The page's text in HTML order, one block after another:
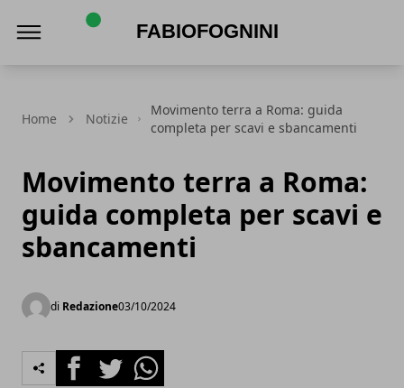
Home Notizie
Movimento terra a Roma: guida
completa per scavi e sbancamenti
Movimento terra a Roma:
guida completa per scavi e
sbancamenti
di Redazione03/10/2024
FacebookTwitterWhatsapp